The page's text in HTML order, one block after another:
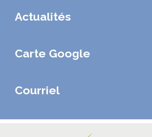
Actualités
Carte Google
Courriel